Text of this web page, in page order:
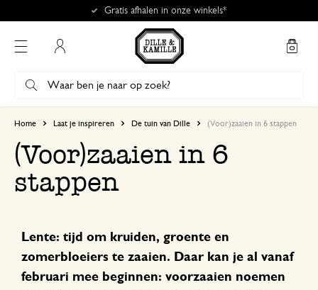
Gratis afhalen in onze winkels*
Home Laat je inspireren De tuin van Dille (Voor)zaaien in 6 stappen
(Voor)zaaien in 6
stappen
Lente: tijd om kruiden, groente en
zomerbloeiers te zaaien. Daar kan je al vanaf
februari mee beginnen: voorzaaien noemen